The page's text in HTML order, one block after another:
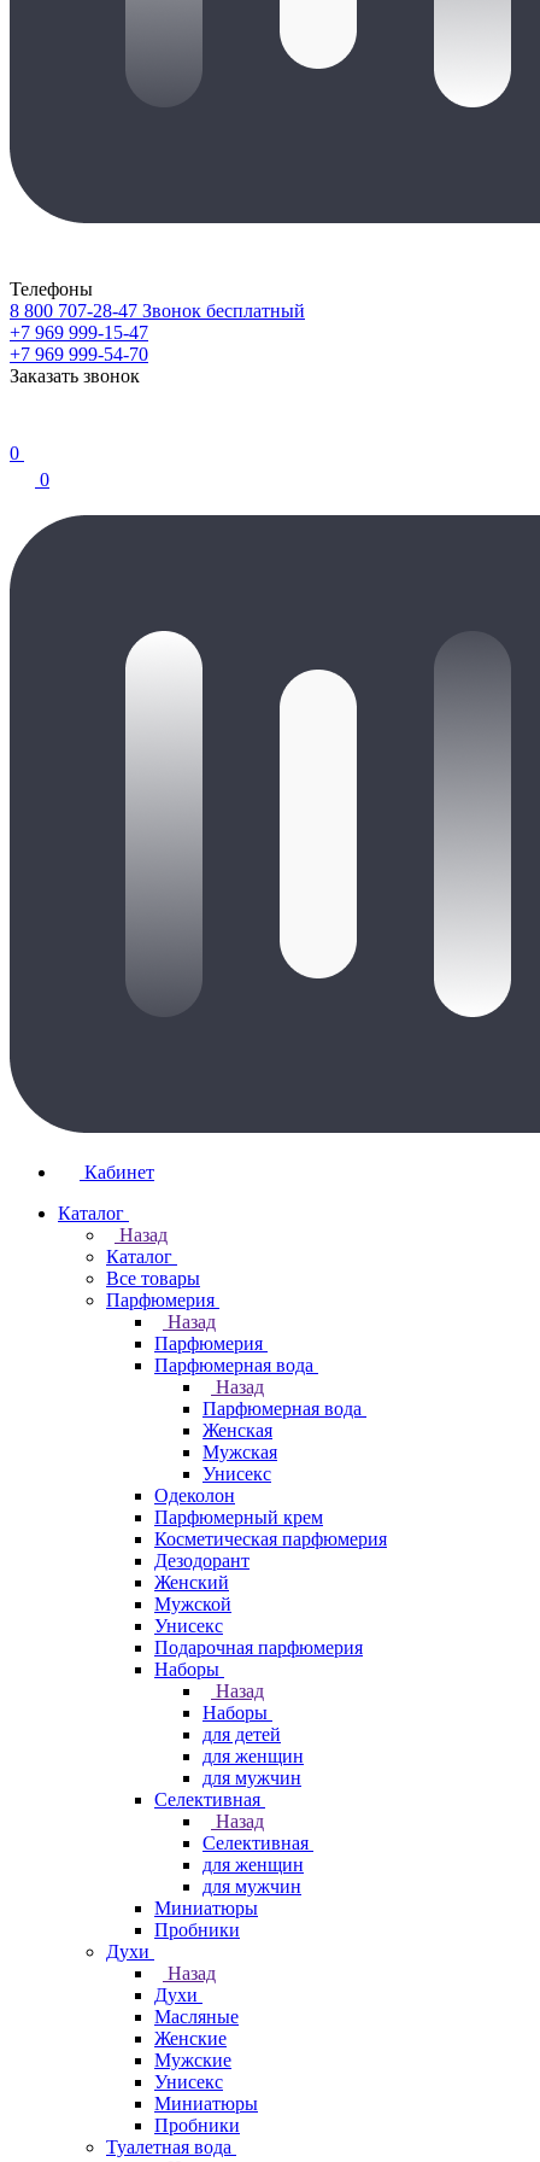
Телефоны
8 800 707-28-47 Звонок бесплатный
+7 969 999-15-47
+7 969 999-54-70
Заказать звонок
0
0
Кабинет
Каталог
Назад
Каталог
Все товары
Парфюмерия
Назад
Парфюмерия
Парфюмерная вода
Назад
Парфюмерная вода
Женская
Мужская
Унисекс
Одеколон
Парфюмерный крем
Косметическая парфюмерия
Дезодорант
Женский
Мужской
Унисекс
Подарочная парфюмерия
Наборы
Назад
Наборы
для детей
для женщин
для мужчин
Селективная
Назад
Селективная
для женщин
для мужчин
Миниатюры
Пробники
Духи
Назад
Духи
Масляные
Женские
Мужские
Унисекс
Миниатюры
Пробники
Туалетная вода